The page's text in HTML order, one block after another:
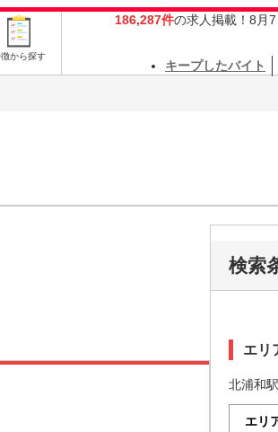
から探す
186,287件の求人掲載！8月
キープしたバイト
検索
エリ
北浦和駅
エリ